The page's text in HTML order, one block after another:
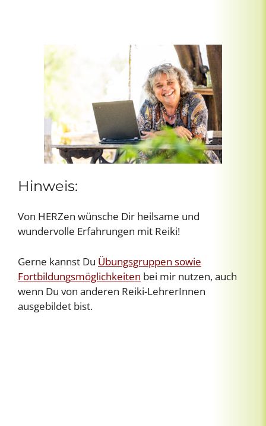
Hinweis:
Von HERZen wünsche Dir heilsame und
wundervolle Erfahrungen mit Reiki!
Gerne kannst Du Übungsgruppen sowie
Fortbildungsmöglichkeiten bei mir nutzen, auch
wenn Du von anderen Reiki-LehrerInnen
ausgebildet bist.